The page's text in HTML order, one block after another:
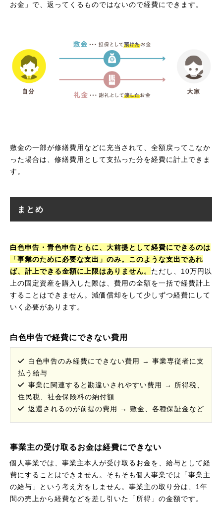
お金」で、返ってくるものではないので経費にできます。
敷金の一部が修繕費用などに充当されて、全額戻ってこなか
った場合は、修繕費用として支払った分を経費に計上できま
す。
まとめ
白色申告・青色申告ともに、大前提として経費にできるのは
「事業のために必要な支出」のみ。このような支出であれ
ば、計上できる金額に上限はありません。 ただし、10万円以
上の固定資産を購入した際は、費用の全額を一括で経費計上
することはできません。減価償却をして少しずつ経費にして
いく必要があります。
白色申告で経費にできない費用
白色申告のみ経費にできない費用 → 事業専従者に支
払う給与
事業に関連すると勘違いされやすい費用 → 所得税、
住民税、社会保険料の納付額
返還されるのが前提の費用 → 敷金、各種保証金など
事業主の受け取るお金は経費にできない
個人事業では、事業主本人が受け取るお金を、給与として経
費にすることはできません。そもそも個人事業では「事業主
の給与」という考え方をしません。事業主の取り分は、1年
間の売上から経費などを差し引いた「所得」の金額です。